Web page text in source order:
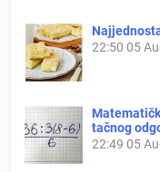
22:50 05
tačnog
22:49 05